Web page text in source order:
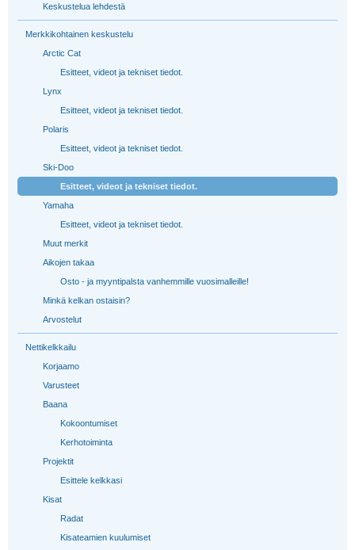
Keskustelua lehdestä
Merkkikohtainen keskustelu
Arctic Cat
Esitteet, videot ja tekniset tiedot.
Lynx
Esitteet, videot ja tekniset tiedot.
Polaris
Esitteet, videot ja tekniset tiedot.
Ski-Doo
Esitteet, videot ja tekniset tiedot.
Yamaha
Esitteet, videot ja tekniset tiedot.
Muut merkit
Aikojen takaa
Osto - ja myyntipalsta vanhemmille vuosimalleille!
Minkä kelkan ostaisin?
Arvostelut
Nettikelkkailu
Korjaamo
Varusteet
Baana
Kokoontumiset
Kerhotoiminta
Projektit
Esittele kelkkasi
Kisat
Radat
Kisateamien kuulumiset